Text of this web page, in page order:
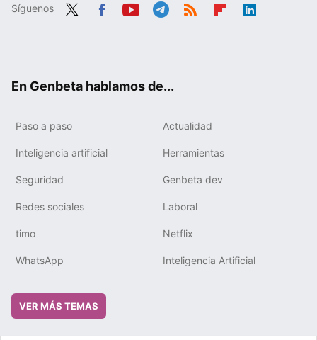
Síguenos
En Genbeta hablamos de...
Paso a paso Actualidad
Inteligencia artificial Herramientas
Seguridad Genbeta dev
Redes sociales Laboral
timo Netflix
WhatsApp Inteligencia Artificial
VER MÁS TEMAS